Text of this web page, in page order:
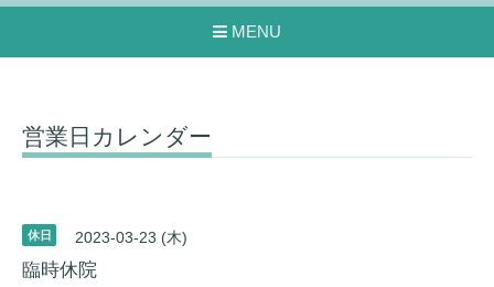
MENU
営業日カレンダー
休日 2023-03-23 (木)
臨時休院